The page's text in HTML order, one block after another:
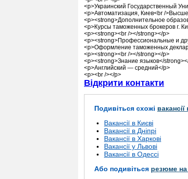
<p>Украинский Государственный
<p>Автоматизация, Киев<br /
<p><strong>Дополнительное
<p>Курсы таможенных брокеров г.
<p><strong><br /></strong></p>
<p><strong>Профессиональные и
<p>Оформление таможенных
<p><strong><br /></strong></p>
<p><strong>Знание языков</
<p>Английский — средний</p>
<p><br /></p>
Відкрити контакти
Подивіться схожі
Вакансії в Києві
Вакансії в Дніпрі
Вакансії в Харкові
Вакансії у Львові
Вакансії в Одессі
Або подивіться резюме на